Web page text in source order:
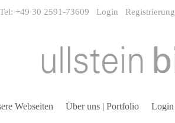
+49 30 2591-73609 Login Registrierung
Webseiten Über uns | Portfolio Login